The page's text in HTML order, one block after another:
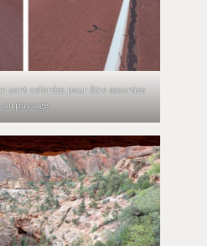
sont colorées pour être assorties
au paysage